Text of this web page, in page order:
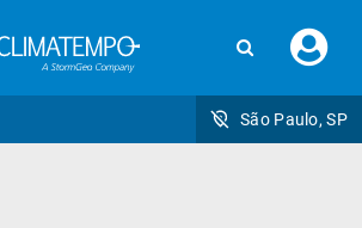
seu
São Paulo, SP